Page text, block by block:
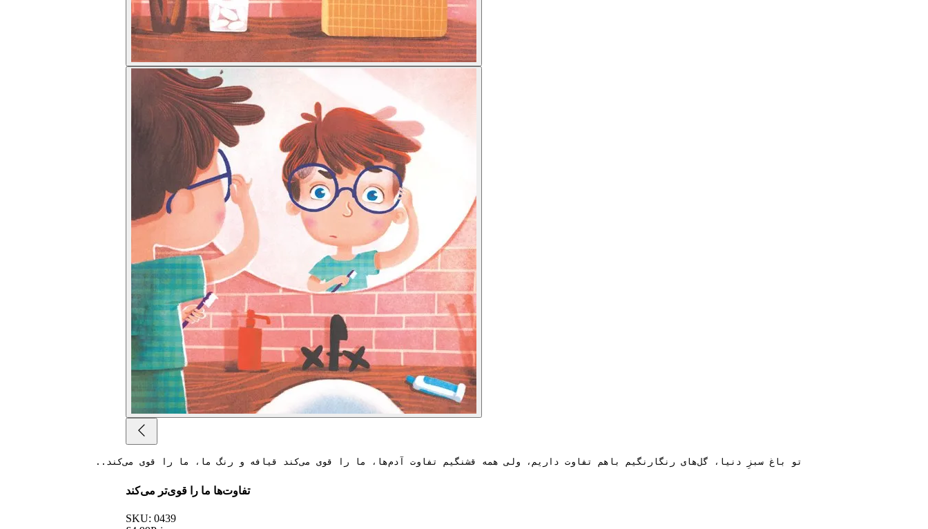
تو باغ سبزِ دنیا، گل‌های رنگارنگیم باهم تفاوت داریم، ولی همه قشنگیم تفاوت آدم‌ها، ما را قوی می‌کند قیافه و رنگ ما، ما را قوی می‌کند..
تفاوت‌ها ما را قوی‌تر می‌کند
SKU: 0439